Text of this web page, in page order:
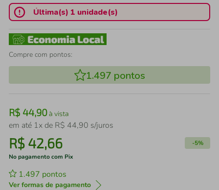
Última(s) 1 unidade(s)
Compre com pontos:
1.497 pontos
R$ 44,90à vista
em até 1x de R$ 44,90 s/juros
R$ 42,66 -5%
No pagamento com Pix
1.497 pontos
Ver formas de pagamento